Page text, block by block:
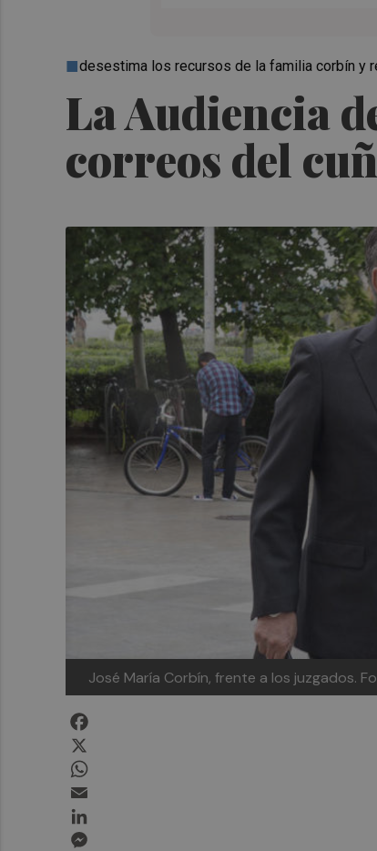
La Audiencia
correos del
desestima los recursos de la familia corbín y
José María Corbín, frente a los juzgados.